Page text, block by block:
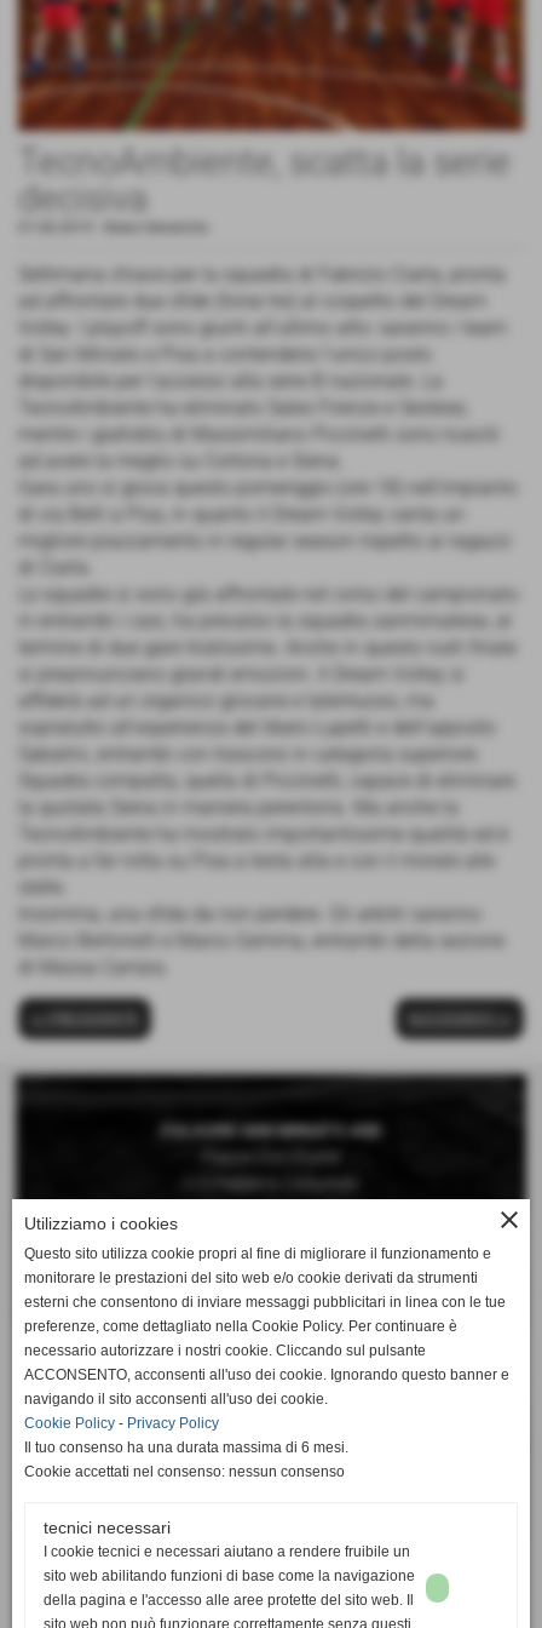
TecnoAmbiente, scatta la serie
decisiva
Settimana chiave per la squadra di Fabrizio Ciarla, pronta
ad affrontare due sfide (forse tre) al cospetto del Dream
Volley. I playoff sono giunti all'ultimo atto: saranno i team
di San Miniato e Pisa a contendersi l'unico posto
disponibile per l'accesso alla serie B nazionale. La
TecnoAmbiente ha eliminato Sales Firenze e Sestese,
mentre i gialloblu di Massimiliano Piccinetti sono riusciti
ad avere la meglio su Cortona e Siena.
Gara uno si gioca questo pomeriggio (ore 18) nell'impianto
di via Belli a Pisa, in quanto il Dream Volley vanta un
migliore piazzamento in regular season rispetto ai ragazzi
di Ciarla.
Le squadre si sono già affrontate nel corso del campionato:
in entrambi i casi, ha prevalso la squadra sanminiatese, al
termine di due gare tiratissime. Anche in questo rush finale
si preannunciano grandi emozioni. Il Dream Volley si
affiderà ad un organico giovane e talentuoso, ma
sopratutto all'esperienza del libero Lupetti e dell'opposto
Sabatini, entrambi con trascorsi in categoria superiore.
Squadra compatta, quella di Piccinetti, capace di eliminare
la quotata Siena in maniera perentoria. Ma anche la
TecnoAmbiente ha mostrato importantissime qualità ed è
pronta a far rotta su Pisa a testa alta e con il morale alle
Insomma, una sfida da non perdere. Gli arbitri saranno
Marco Bertonelli e Marco Gemma, entrambi della sezione
di Massa Carrara.
FOLGORE SAN MINIATO ASD
Telefono 0571 42189
Mail:
segreteria@folgorepallavolo.it
totale visite
1060617
close
Utilizziamo i cookies
Questo sito utilizza cookie propri al fine di migliorare il funzionamento e
monitorare le prestazioni del sito web e/o cookie derivati da strumenti
esterni che consentono di inviare messaggi pubblicitari in linea con le tue
preferenze, come dettagliato nella Cookie Policy. Per continuare è
necessario autorizzare i nostri cookie. Cliccando sul pulsante
ACCONSENTO, acconsenti all'uso dei cookie. Ignorando questo banner e
navigando il sito acconsenti all'uso dei cookie.
Cookie Policy - Privacy Policy
Il tuo consenso ha una durata massima di 6 mesi.
Cookie accettati nel consenso: nessun consenso
tecnici necessari
I cookie tecnici e necessari aiutano a rendere fruibile un
sito web abilitando funzioni di base come la navigazione
della pagina e l'accesso alle aree protette del sito web. Il
sito web non può funzionare correttamente senza questi